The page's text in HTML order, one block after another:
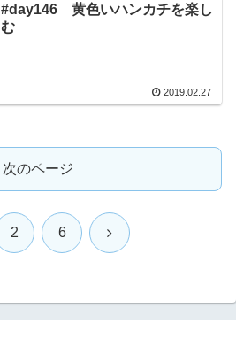
#day146 黄色いハンカチを楽し
む
2019.02.27
次のページ
2 6 次